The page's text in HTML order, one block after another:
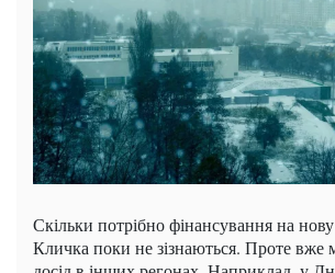
Скільки потрібно фінансування на
Кличка поки не зізнаються. Проте вже